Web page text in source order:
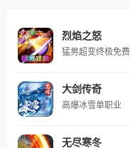
烈焰之怒
猛男超变终极免费
大剑传奇
高爆冰雪单职业
无尽寒冬